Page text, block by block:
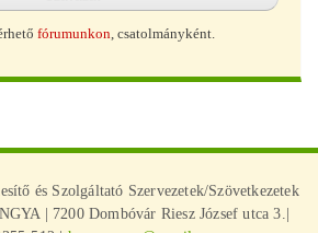
fórumunkon, csatolmányként.
és Szolgáltató Szervezetek/Szövetkezetek
| 7200 Dombóvár Riesz József utca 3.|